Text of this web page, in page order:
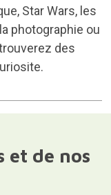
Star Wars, les
photographie ou
des
et de nos